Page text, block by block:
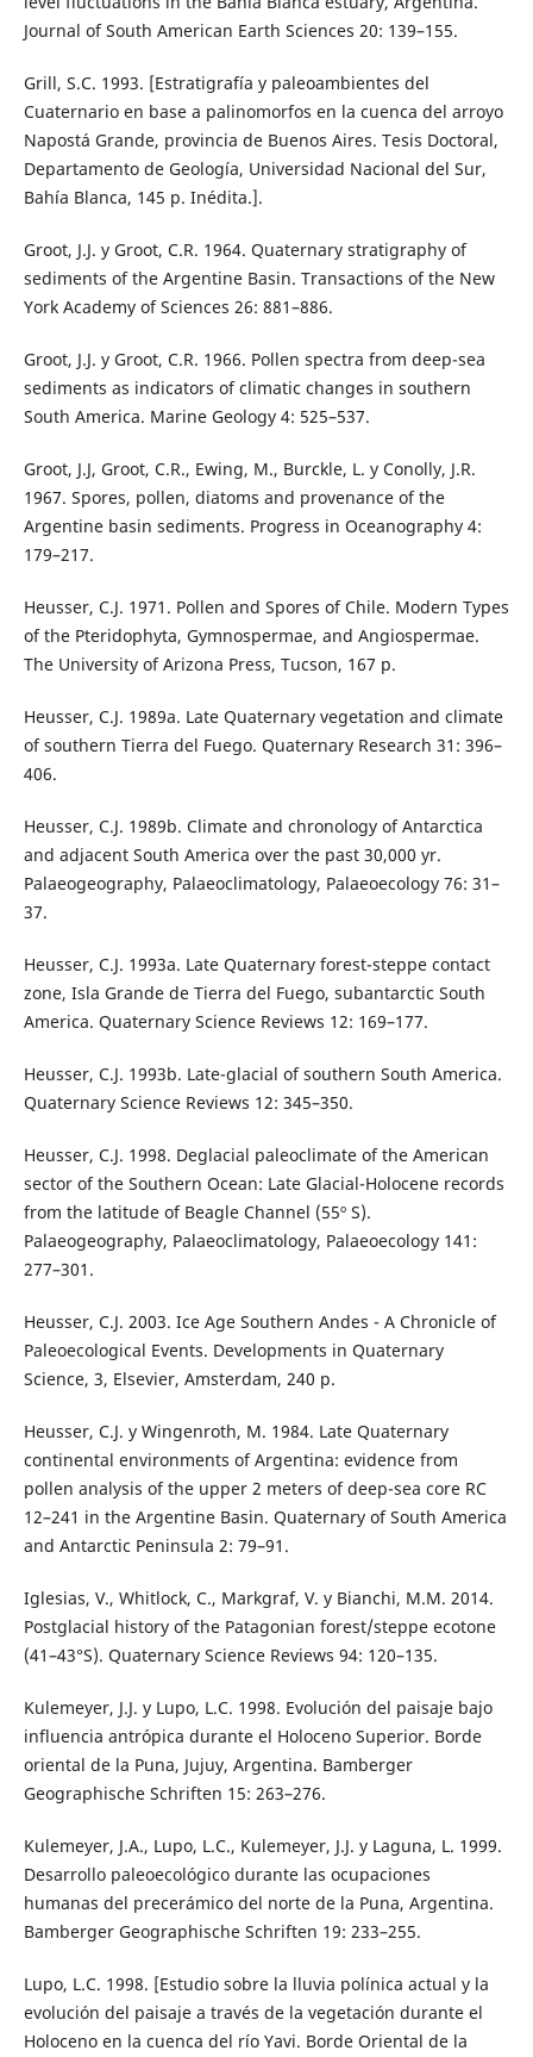
Journal of South American Earth Sciences 20: 139–155.
Grill, S.C. 1993. [Estratigrafía y paleoambientes del
Cuaternario en base a palinomorfos en la cuenca del arroyo
Napostá Grande, provincia de Buenos Aires. Tesis Doctoral,
Departamento de Geología, Universidad Nacional del Sur,
Bahía Blanca, 145 p. Inédita.].
Groot, J.J. y Groot, C.R. 1964. Quaternary stratigraphy of
sediments of the Argentine Basin. Transactions of the New
York Academy of Sciences 26: 881–886.
Groot, J.J. y Groot, C.R. 1966. Pollen spectra from deep-sea
sediments as indicators of climatic changes in southern
South America. Marine Geology 4: 525–537.
Groot, J.J, Groot, C.R., Ewing, M., Burckle, L. y Conolly, J.R.
1967. Spores, pollen, diatoms and provenance of the
Argentine basin sediments. Progress in Oceanography 4:
179–217.
Heusser, C.J. 1971. Pollen and Spores of Chile. Modern Types
of the Pteridophyta, Gymnospermae, and Angiospermae.
The University of Arizona Press, Tucson, 167 p.
Heusser, C.J. 1989a. Late Quaternary vegetation and climate
of southern Tierra del Fuego. Quaternary Research 31: 396–
406.
Heusser, C.J. 1989b. Climate and chronology of Antarctica
and adjacent South America over the past 30,000 yr.
Palaeogeography, Palaeoclimatology, Palaeoecology 76: 31–
37.
Heusser, C.J. 1993a. Late Quaternary forest-steppe contact
zone, Isla Grande de Tierra del Fuego, subantarctic South
America. Quaternary Science Reviews 12: 169–177.
Heusser, C.J. 1993b. Late-glacial of southern South America.
Quaternary Science Reviews 12: 345–350.
Heusser, C.J. 1998. Deglacial paleoclimate of the American
sector of the Southern Ocean: Late Glacial-Holocene records
from the latitude of Beagle Channel (55º S).
Palaeogeography, Palaeoclimatology, Palaeoecology 141:
277–301.
Heusser, C.J. 2003. Ice Age Southern Andes - A Chronicle of
Paleoecological Events. Developments in Quaternary
Science, 3, Elsevier, Amsterdam, 240 p.
Heusser, C.J. y Wingenroth, M. 1984. Late Quaternary
continental environments of Argentina: evidence from
pollen analysis of the upper 2 meters of deep-sea core RC
12–241 in the Argentine Basin. Quaternary of South America
and Antarctic Peninsula 2: 79–91.
Iglesias, V., Whitlock, C., Markgraf, V. y Bianchi, M.M. 2014.
Postglacial history of the Patagonian forest/steppe ecotone
(41–43°S). Quaternary Science Reviews 94: 120–135.
Kulemeyer, J.J. y Lupo, L.C. 1998. Evolución del paisaje bajo
influencia antrópica durante el Holoceno Superior. Borde
oriental de la Puna, Jujuy, Argentina. Bamberger
Geographische Schriften 15: 263–276.
Kulemeyer, J.A., Lupo, L.C., Kulemeyer, J.J. y Laguna, L. 1999.
Desarrollo paleoecológico durante las ocupaciones
humanas del precerámico del norte de la Puna, Argentina.
Bamberger Geographische Schriften 19: 233–255.
Lupo, L.C. 1998. [Estudio sobre la lluvia polínica actual y la
evolución del paisaje a través de la vegetación durante el
Holoceno en la cuenca del río Yavi. Borde Oriental de la